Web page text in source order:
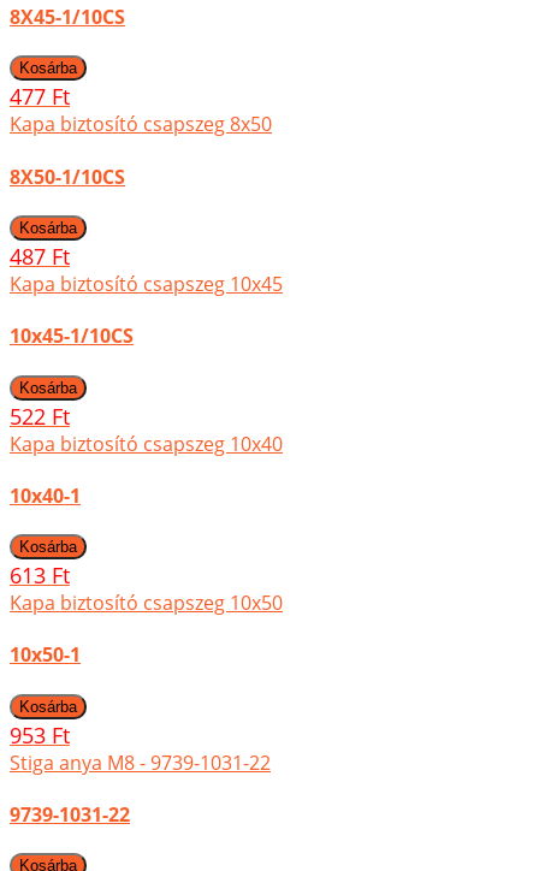
8X45-1/10CS
477 Ft
Kapa biztosító csapszeg 8x50
8X50-1/10CS
487 Ft
Kapa biztosító csapszeg 10x45
10x45-1/10CS
522 Ft
Kapa biztosító csapszeg 10x40
10x40-1
613 Ft
Kapa biztosító csapszeg 10x50
10x50-1
953 Ft
Stiga anya M8 - 9739-1031-22
9739-1031-22